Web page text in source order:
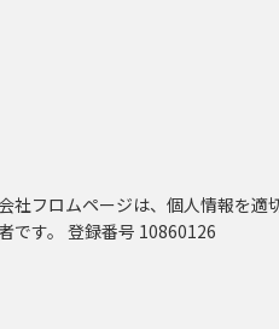
社フロムページは、個人情報を適
です。 登録番号 10860126